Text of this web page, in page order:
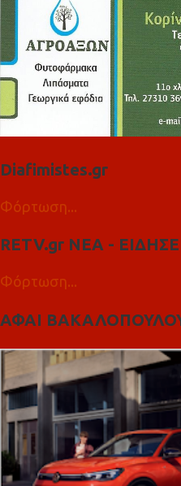
Diafimistes.gr
Φόρτωση...
RETV.gr ΝΕΑ -
Φόρτωση...
ΑΦΑΙ